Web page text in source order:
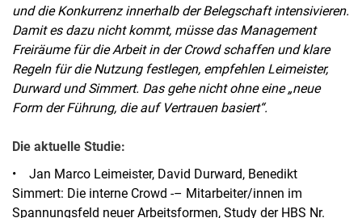
und die Konkurrenz innerhalb der Belegschaft intensivieren.
Damit es dazu nicht kommt, müsse das Management
Freiräume für die Arbeit in der Crowd schaffen und klare
Regeln für die Nutzung festlegen, empfehlen Leimeister,
Durward und Simmert. Das gehe nicht ohne eine „neue
Form der Führung, die auf Vertrauen basiert“.
Die aktuelle Studie:
• Jan Marco Leimeister, David Durward, Benedikt
Simmert: Die interne Crowd -– Mitarbeiter/innen im
Spannungsfeld neuer Arbeitsformen, Study der HBS Nr.